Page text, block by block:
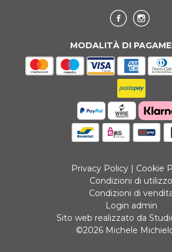
MODALITÀ DI
Privacy Policy| Cookie
Condizioni di utilizzo
Condizioni di
Login admin
Sito web realizzato da
©2026 Michele